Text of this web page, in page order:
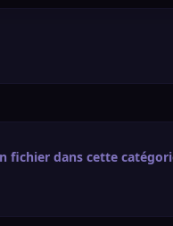
fichier dans cette